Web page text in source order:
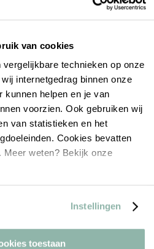
van cookies
technieken op onze
internetgedrag binnen onze
kunnen helpen en je van
voorzien. Ook gebruiken wij
van statistieken en het
Cookies bevatten
Meer weten? Bekijk onze
Instellingen
toestaan